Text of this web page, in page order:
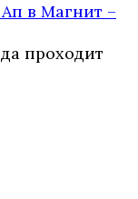
в Магнит –
проходит